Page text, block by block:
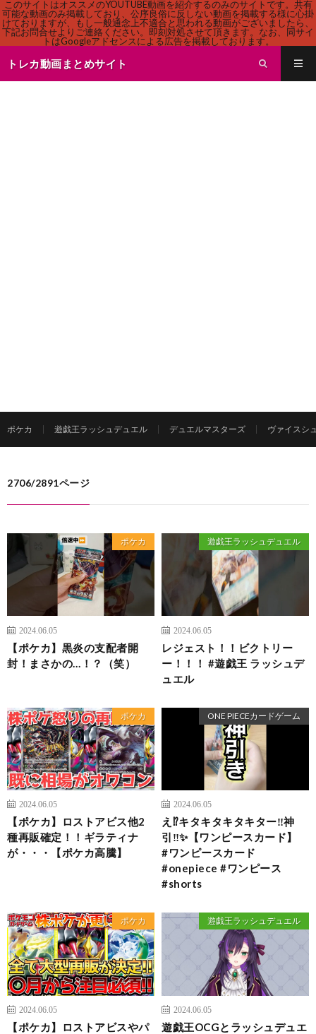
このサイトはオススメのYOUTUBE動画を紹介するのみのサイトです。共有
可能な動画のみ掲載しており、公序良俗に反しない動画を掲載する様に心掛
けておりますが、もし一般通念上不適合と思われる動画がございましたら、
下記お問合せよりご連絡ください。即刻対処させて頂きます。なお、同サイ
トはGoogleアドセンスによる広告を掲載しております。
トレカ動画まとめサイト
ポケカ 遊戯王ラッシュデュエル デュエルマスターズ ヴァイスシ
2706/2891ページ
ポケカ
2024.06.05
【ポケカ】黒炎の支配者開
封！まさかの…！？（笑）
遊戯王ラッシュデュエル
2024.06.05
レジェスト！！ビクトリー
ー！！！ #遊戯王 ラッシュデ
ュエル
ポケカ
2024.06.05
【ポケカ】ロストアビス他2
種再販確定！！ギラティナ
が・・・【ポケカ高騰】
ONE PIECEカードゲーム
2024.06.05
え⁉️キタキタキタキター‼️神
引‼️✨【ワンピースカード】
#ワンピースカード
#onepiece #ワンピース
#shorts
ポケカ
2024.06.05
【ポケカ】ロストアビスやパ
遊戯王ラッシュデュエル
2024.06.05
遊戯王OCGとラッシュデュエ